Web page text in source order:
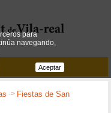
-> Fiestas de San
para
navegando,
Aceptar